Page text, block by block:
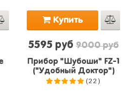
Купить
5595 руб 9000 руб
Прибор "Шубоши" FZ-1
("Удобный Доктор")
(22)